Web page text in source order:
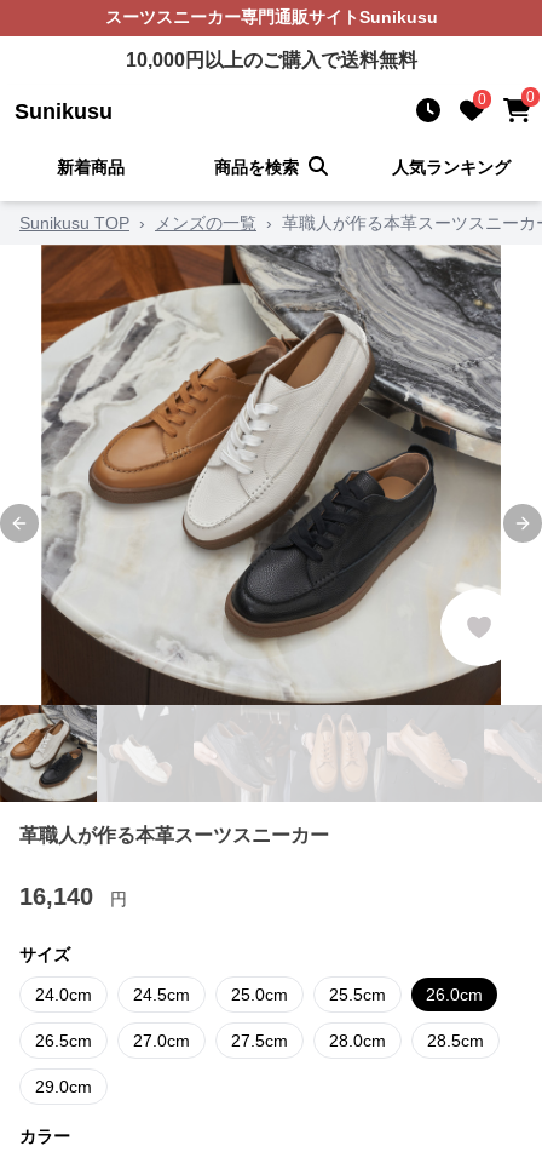
スーツスニーカー専門通販サイトSunikusu
10,000円以上のご購入で送料無料
Sunikusu 0 0
新着商品 商品を検索 人気ランキング
Sunikusu TOP › メンズの一覧 › 革職人が作る本革スーツスニーカ
Previous slide
革職人が作る本革スーツスニーカー
16,140 円
サイズ
24.0cm 24.5cm 25.0cm 25.5cm 26.0cm
26.5cm 27.0cm 27.5cm 28.0cm 28.5cm
29.0cm
カラー